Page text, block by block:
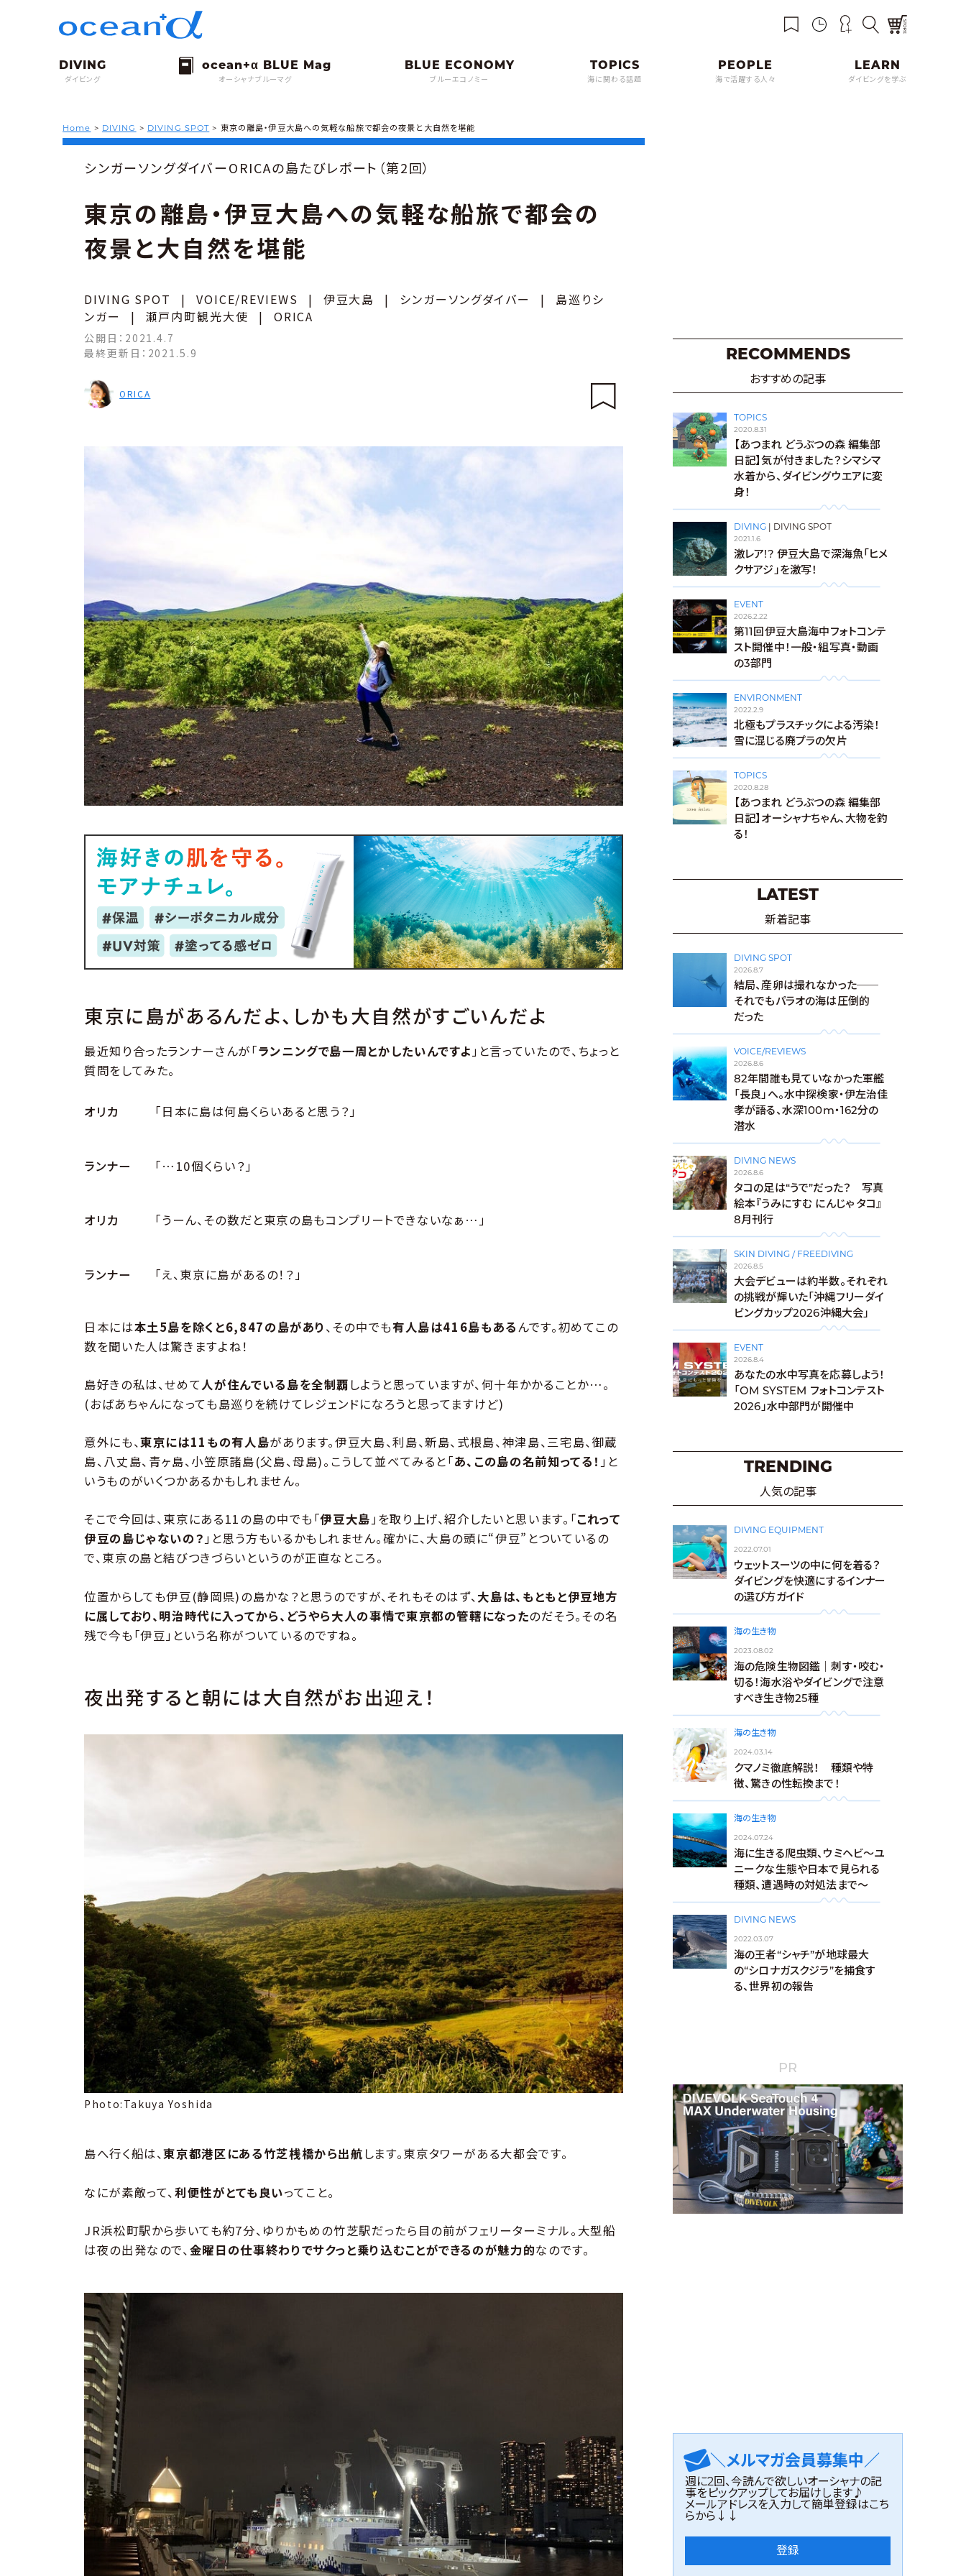
ダイビング オーシャナブルーマグ ブルーエコノミー 海に関わる話題 海で活躍する人々 ダイビングを学ぶ
Home > DIVING > DIVING SPOT > 東京の離島・伊豆大島への気軽な船旅で都会の夜景と大自然を堪能
シンガーソングダイバーORICAの島たびレポート（第2回）
東京の離島・伊豆大島への気軽な船旅で都会の
夜景と大自然を堪能
DIVING SPOT | VOICE/REVIEWS | 伊豆大島 | シンガーソングダイバー |
島巡りシ
ンガー
| 瀬戸内町観光大使 | ORICA
公開日： 2021.4.7
最終更新日： 2021.5.9
ORICA
東京に島があるんだよ、しかも大自然がすごいんだよ
最近知り合ったランナーさんが「ランニングで島一周とかしたいんですよ」と言っていたので、ちょっと
質問をしてみた。
オリカ 「日本に島は何島くらいあると思う？」
ランナー 「…10個くらい？」
オリカ 「うーん、その数だと東京の島もコンプリートできないなぁ…」
ランナー 「え、東京に島があるの！？」
日本には本土5島を除くと6,847の島があり、その中でも有人島は416島もある んです。初めてこの
数を聞いた人は驚きますよね！
島好きの私は、せめて人が住んでいる島を全制覇しようと思っていますが、何十年かかることか…。
(おばあちゃんになっても島巡りを続けてレジェンドになろうと思ってますけど)
意外にも、東京には11もの有人島があります。伊豆大島、利島、新島、式根島、神津島、三宅島、御蔵
島、八丈島、青ヶ島、小笠原諸島(父島、母島)。こうして並べてみると「あ、この島の名前知ってる！ 」と
いうものがいくつかあるかもしれません。
そこで今回は、東京にある11の島の中でも「伊豆大島」を取り上げ、紹介したいと思います。「これって
伊豆の島じゃないの？」と思う方もいるかもしれません。確かに、大島の頭に“伊豆”とついているの
で、東京の島と結びつきづらいというのが正直なところ。
位置からしても伊豆(静岡県)の島かな？と思うのですが、それもそのはず、 大島は、もともと伊豆地方
に属しており、明治時代に入ってから、どうやら大人の事情で東京都の管轄になったのだそう。その名
残で今も「伊豆」という名称がついているのですね。
夜出発すると朝には大自然がお出迎え！
Photo:Takuya Yoshida
島へ行く船は、東京都港区にある竹芝桟橋から出航します。東京タワーがある大都会です。
なにが素敵って、利便性がとても良いってこと。
JR浜松町駅から歩いても約7分、ゆりかもめの竹芝駅だったら目の前がフェリーターミナル。大型船
は夜の出発なので、金曜日の仕事終わりでサクっと乗り込むことができるのが魅力的なのです。
RECOMMENDS
おすすめの記事
TOPICS
2020.8.31
【あつまれ どうぶつの森 編集部
日記】気が付きました？シマシマ
水着から、ダイビングウエアに変
身！
DIVING | DIVING SPOT
2021.1.6
激レア!? 伊豆大島で深海魚「ヒメ
クサアジ」を激写！
EVENT
2026.2.22
第11回伊豆大島海中フォトコンテ
スト開催中！一般・組写真・動画
の3部門
ENVIRONMENT
2022.2.9
北極もプラスチックによる汚染！
雪に混じる廃プラの欠片
TOPICS
2020.8.28
【あつまれ どうぶつの森 編集部
日記】オーシャナちゃん、大物を釣
る！
LATEST
新着記事
DIVING SPOT
2026.8.7
結局、産卵は撮れなかった──
それでもパラオの海は圧倒的
だった
VOICE/REVIEWS
2026.8.6
82年間誰も見ていなかった軍艦
「長良」へ。水中探検家・伊左治佳
孝が語る、水深100m・162分の
潜水
DIVING NEWS
2026.8.6
タコの足は“うで”だった？ 写真
絵本『うみにすむ にんじゃ タコ』
8月刊行
SKIN DIVING / FREEDIVING
2026.8.5
大会デビューは約半数。それぞれ
の挑戦が輝いた「沖縄フリーダイ
ビングカップ2026沖縄大会」
EVENT
2026.8.4
あなたの水中写真を応募しよう！
「OM SYSTEM フォトコンテスト
2026」水中部門が開催中
TRENDING
人気の記事
DIVING EQUIPMENT
2022.07.01
ウェットスーツの中に何を着る？
ダイビングを快適にするインナー
の選び方ガイド
海の生き物
2023.08.02
海の危険生物図鑑｜刺す・咬む・
切る！海水浴やダイビングで注意
すべき生き物25種
海の生き物
2024.03.14
クマノミ徹底解説！ 種類や特
徴、驚きの性転換まで！
海の生き物
2024.07.24
海に生きる爬虫類、ウミヘビ～ユ
ニークな生態や日本で見られる
種類、遭遇時の対処法まで～
DIVING NEWS
2022.03.07
海の王者“シャチ”が地球最大
の“シロナガスクジラ”を捕食す
る、世界初の報告
PR
＼メルマガ会員募集中／
週に2回、今読んで欲しいオーシャナの記
事をピックアップしてお届けします♪
メールアドレスを入力して簡単登録はこち
らから↓↓
登録